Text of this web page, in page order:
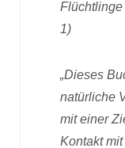
Flüchtlinge
1)
„Dieses
natürliche
mit einer
Kontakt